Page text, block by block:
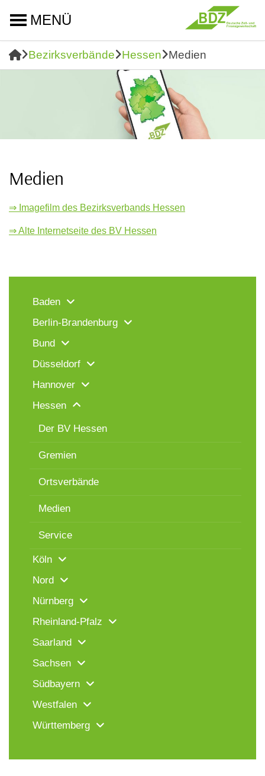
MENÜ
Bezirksverbände Hessen Medien
Medien
⇒ Imagefilm des Bezirksverbands Hessen
⇒ Alte Internetseite des BV Hessen
Baden
Berlin-Brandenburg
Bund
Düsseldorf
Hannover
Hessen
Der BV Hessen
Gremien
Ortsverbände
Medien
Service
Köln
Nord
Nürnberg
Rheinland-Pfalz
Saarland
Sachsen
Südbayern
Westfalen
Württemberg